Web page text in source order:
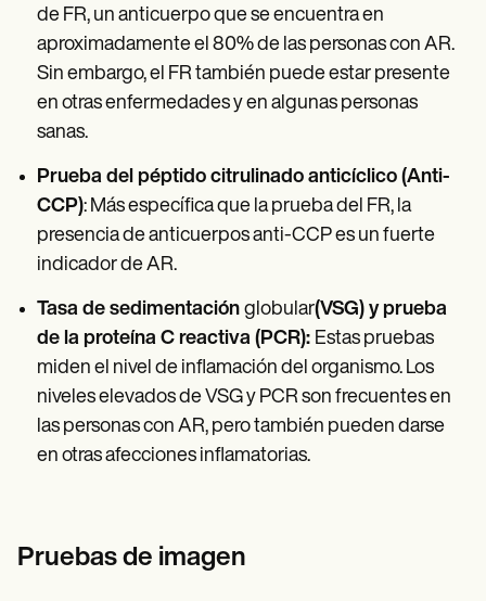
de FR, un anticuerpo que se encuentra en
aproximadamente el 80% de las personas con AR.
Sin embargo, el FR también puede estar presente
en otras enfermedades y en algunas personas
sanas.
Prueba del péptido citrulinado anticíclico (Anti-
CCP): Más específica que la prueba del FR, la
presencia de anticuerpos anti-CCP es un fuerte
indicador de AR.
‍Tasa de sedimentación globular(VSG) y prueba
de la proteína C reactiva (PCR): Estas pruebas
miden el nivel de inflamación del organismo. Los
niveles elevados de VSG y PCR son frecuentes en
las personas con AR, pero también pueden darse
en otras afecciones inflamatorias.
Pruebas de imagen